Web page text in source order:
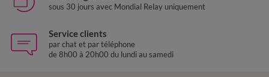
sous 30 jours avec Mondial Relay uniquement
Service clients
par chat et par téléphone
de 8h00 à 20h00 du lundi au samedi